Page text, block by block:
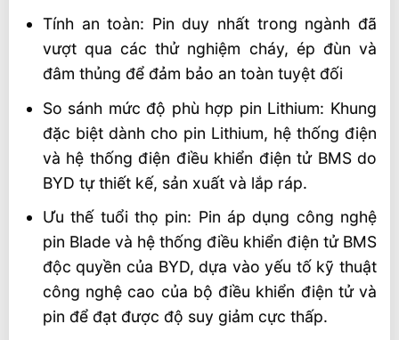
Tính an toàn: Pin duy nhất trong ngành đã
vượt qua các thử nghiệm cháy, ép đùn và
đâm thủng để đảm bảo an toàn tuyệt đối
So sánh mức độ phù hợp pin Lithium: Khung
đặc biệt dành cho pin Lithium, hệ thống điện
và hệ thống điện điều khiển điện tử BMS do
BYD tự thiết kế, sản xuất và lắp ráp.
Ưu thế tuổi thọ pin: Pin áp dụng công nghệ
pin Blade và hệ thống điều khiển điện tử BMS
độc quyền của BYD, dựa vào yếu tố kỹ thuật
công nghệ cao của bộ điều khiển điện tử và
pin để đạt được độ suy giảm cực thấp.